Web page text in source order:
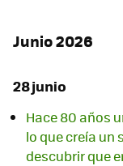
Junio 2026
28 junio
Hace 80 años
lo que creía un
descubrir que